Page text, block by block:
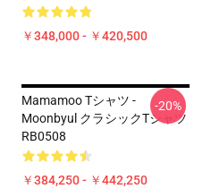
￥348,000 - ￥420,500
Mamamoo Tシャツ -
Moonbyul クラシックTシャツ
RB0508
￥384,250 - ￥442,250
-20%